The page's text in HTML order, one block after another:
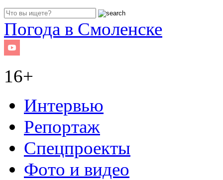
Погода в Смоленске
16+
Интервью
Репортаж
Спецпроекты
Фото и видео